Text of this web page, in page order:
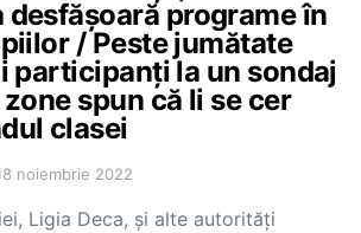
programe în
/ Peste jumătate
participanți la un sondaj
spun că li se cer
clasei
noiembrie 2022
Ligia Deca, și alte autorități